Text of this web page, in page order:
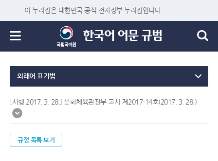
이 누리집은 대한민국 공식 전자정부 누리집입니다.
외래어 표기법
[시행 2017. 3. 28.] 문화체육관광부 고시 제2017-14호(2017. 3. 28.)
규정 목록 보기